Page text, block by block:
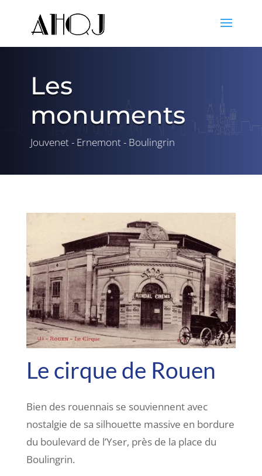
Les
monuments
Jouvenet - Ernemont - Boulingrin
Le cirque de Rouen
Bien des rouennais se souviennent avec
nostalgie de sa silhouette massive en bordure
du boulevard de l’Yser, près de la place du
Boulingrin.